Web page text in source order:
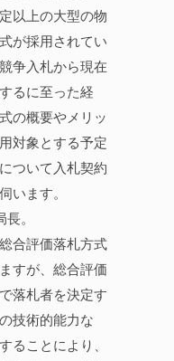
以上の大型の物
が採用されてい
争入札から現在
るに至った経
の概要やメリッ
対象とする予定
ついて入札契約
います。
。
合評価落札方式
すが、総合評価
落札者を決定す
技術的能力な
ることにより、